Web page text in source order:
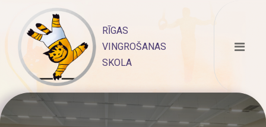
content
RĪGAS
VINGROŠANAS
SKOLA